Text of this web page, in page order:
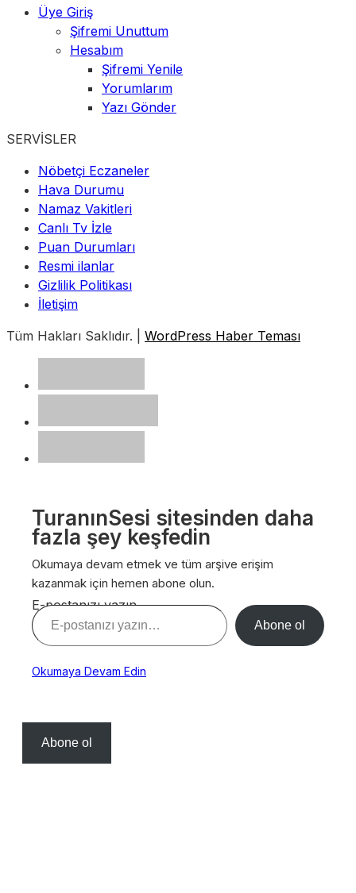
Üye Giriş
Şifremi Unuttum
Hesabım
Şifremi Yenile
Yorumlarım
Yazı Gönder
SERVİSLER
Nöbetçi Eczaneler
Hava Durumu
Namaz Vakitleri
Canlı Tv İzle
Puan Durumları
Resmi ilanlar
Gizlilik Politikası
İletişim
Tüm Hakları Saklıdır. | WordPress Haber Teması
TuranınSesi sitesinden daha
fazla şey keşfedin
Okumaya devam etmek ve tüm arşive erişim
kazanmak için hemen abone olun.
E-postanızı yazın…
Abone ol
Okumaya Devam Edin
Abone ol